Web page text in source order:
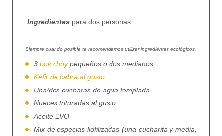
Ingredientes para dos personas:
Siempre cuando posible te recomendamos utilizar ingredientes ecológicos.
3 bok choypequeños o dos medianos
Kéfir de cabra al gusto
Una/dos cucharas de agua templada
Nueces trituradas al gusto
Aceite EVO
Mix de especias liofilizadas (una cucharita y media,